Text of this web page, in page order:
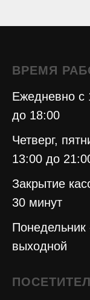
ВРЕМЯ
Ежедневно с
до 18:00
Четверг,
13:00 до
Закрытие
30 минут
Понедельник
выходной